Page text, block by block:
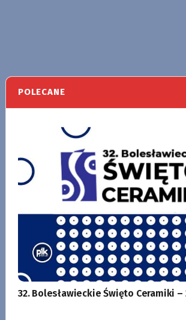
POLECANE
32. Bolesławieckie Święto Ceramiki –